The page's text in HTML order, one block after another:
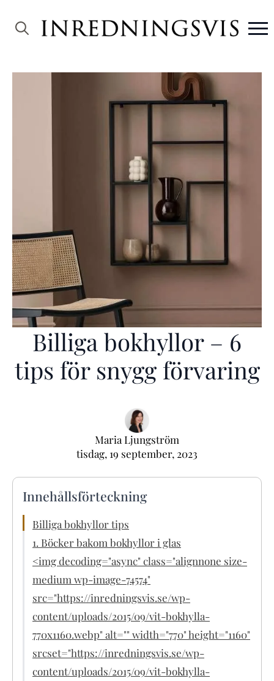
Billiga bokhyllor – 6
tips för snygg förvaring
Maria Ljungström
tisdag, 19 september, 2023
Innehållsförteckning
Billiga bokhyllor tips
1. Böcker bakom bokhyllor i glas
<img decoding="async" class="alignnone size-
medium wp-image-74574"
src="https://inredningsvis.se/wp-
content/uploads/2015/09/vit-bokhylla-
770x1160.webp" alt="" width="770" height="1160"
srcset="https://inredningsvis.se/wp-
content/uploads/2015/09/vit-bokhylla-